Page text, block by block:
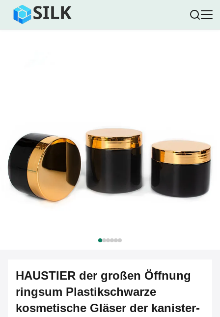
HAUSTIER der großen Öffnung
ringsum Plastikschwarze
kosmetische Gläser der kanister-